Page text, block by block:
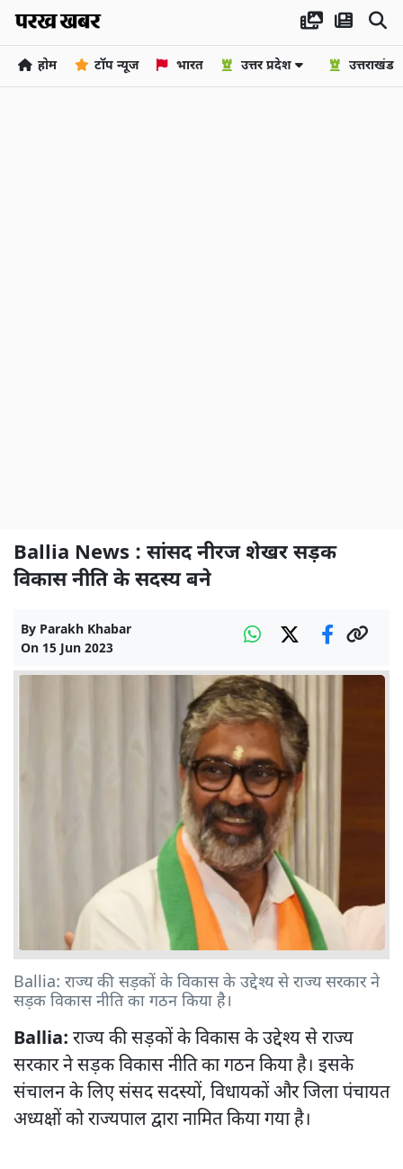
होम टॉप न्यूज भारत उत्तर प्रदेश उत्तराखंड
Ballia News : सांसद नीरज शेखर सड़क
विकास नीति के सदस्य बने
By Parakh Khabar
On 15 Jun 2023
Ballia: राज्य की सड़कों के विकास के उद्देश्य से राज्य सरकार ने
सड़क विकास नीति का गठन किया है।
Ballia: राज्य की सड़कों के विकास के उद्देश्य से राज्य
सरकार ने सड़क विकास नीति का गठन किया है। इसके
संचालन के लिए संसद सदस्यों, विधायकों और जिला पंचायत
अध्यक्षों को राज्यपाल द्वारा नामित किया गया है।